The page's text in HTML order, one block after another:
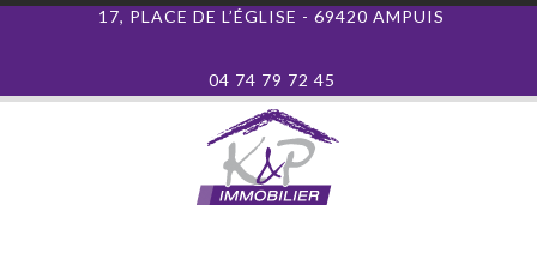
17, PLACE DE L’ÉGLISE - 69420 AMPUIS
04 74 79 72 45